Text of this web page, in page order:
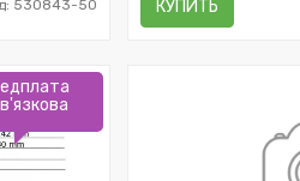
530843-50 КУПИТЬ